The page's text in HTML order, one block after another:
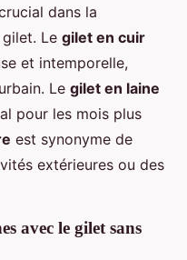
dans la
Le gilet en cuir
et intemporelle,
Le gilet en laine
pour les mois plus
est synonyme de
extérieures ou des
avec le gilet sans